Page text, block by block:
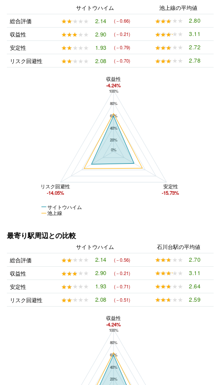
サイトウハイム
池上線の平均値
総合評価
★★★★★
★★★★★ 2.14 (－0.66) ★★★★★
★★★★★
2.80
収益性
★★★★★
★★★★★ 2.90 (－0.21) ★★★★★
★★★★★
3.11
安定性
★★★★★
★★★★★ 1.93 (－0.79) ★★★★★
★★★★★
2.72
リスク回避性
★★★★★
★★★★★ 2.08 (－0.70) ★★★★★
★★★★★ 2.78
サイトウハイムと池上線の平均値の総合評価の比較
100%
80%
60%
40%
20%
0%
サイトウハイム
池上線
収益性
-4.24%
リスク回避性
-14.05%
安定性
-15.73%
最寄り駅周辺との比較
サイトウハイム
石川台駅の平均値
総合評価
★★★★★
★★★★★ 2.14 (－0.56) ★★★★★
★★★★★
2.70
収益性
★★★★★
★★★★★ 2.90 (－0.21) ★★★★★
★★★★★
3.11
安定性
★★★★★
★★★★★ 1.93 (－0.71) ★★★★★
★★★★★
2.64
リスク回避性
★★★★★
★★★★★ 2.08 (－0.51) ★★★★★
★★★★★ 2.59
サイトウハイムと石川台駅の平均値の総合評価の比較
100%
80%
60%
40%
20%
収益性
-4.24%